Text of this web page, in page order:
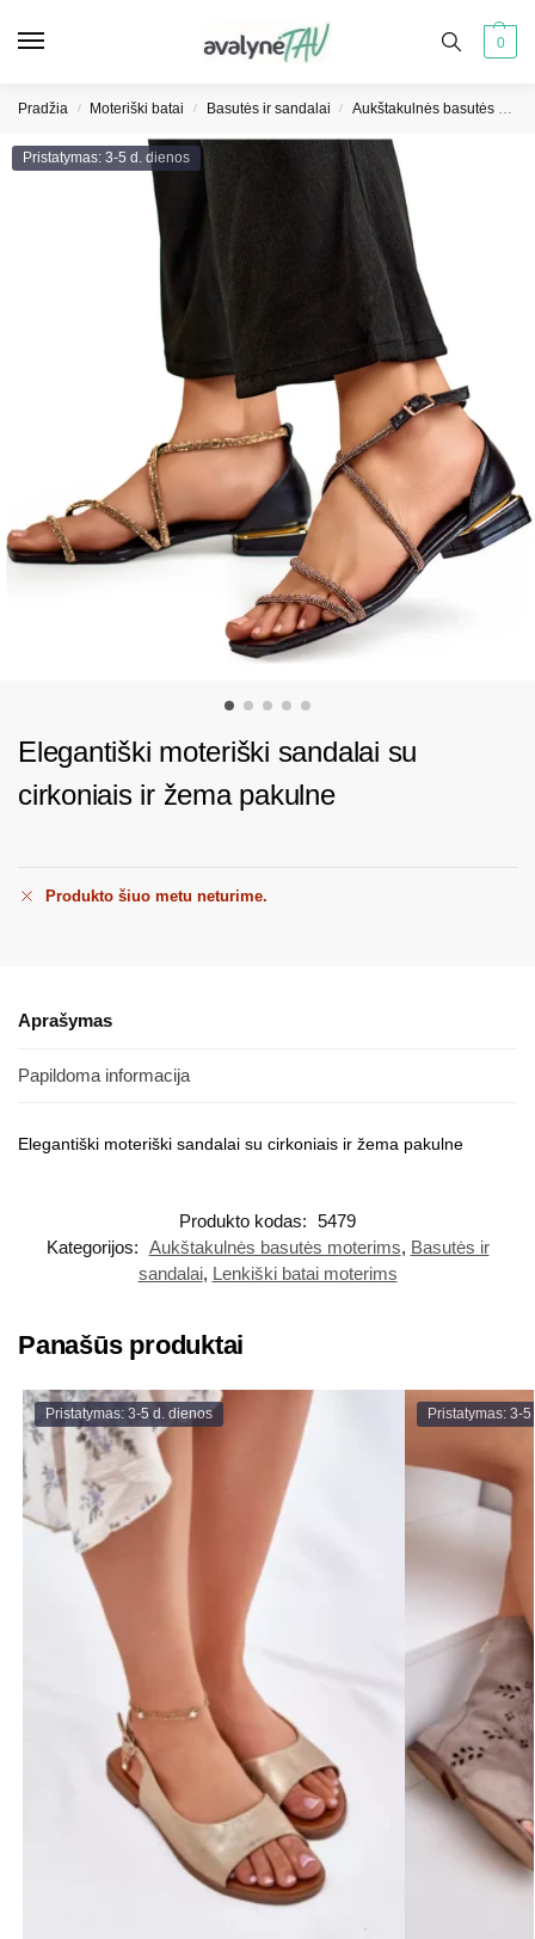
0
Pradžia / Moteriški batai / Basutės ir sandalai / Aukštakulnės basutės moterims
Pristatymas: 3-5 d. dienos
Elegantiški moteriški sandalai su
cirkoniais ir žema pakulne
Produkto šiuo metu neturime.
Aprašymas
Papildoma informacija
Elegantiški moteriški sandalai su cirkoniais ir žema pakulne
Produkto kodas: 5479
Kategorijos: Aukštakulnės basutės moterims, Basutės ir
sandalai, Lenkiški batai moterims
Panašūs produktai
Pristatymas: 3-5 d. dienos Pristatymas: 3-